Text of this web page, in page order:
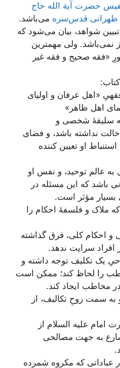
حضرت آیة الله حاج
قدس‌سره می‌باشد.
شواهد، بیان می‌شود که
نمی‌باشد. ولی مهمترین
«فقه صحیح و فقه غیر
«اهل عرفان و اولیای
اهل ظاهر»
سلیقۀ شخصی و
نداشته باشد، و فضای
او تعیین کننده
عالم توحید، و نفس او
باشد که این مسئله در
بسیار مؤثر است.
ملاک و فلسفۀ احکام را
و احکام کلی، فرق گذاشته
سرایت ندهد.
یک تکلیف توجه داشته و
را لحاظ کند؛ ممکن است
مخاطب ایجاد کند.
سمت روحِ تکالیف، از
امام علیه السلام از
به جهت مصالحی
عباداتی که مکروه شمرده